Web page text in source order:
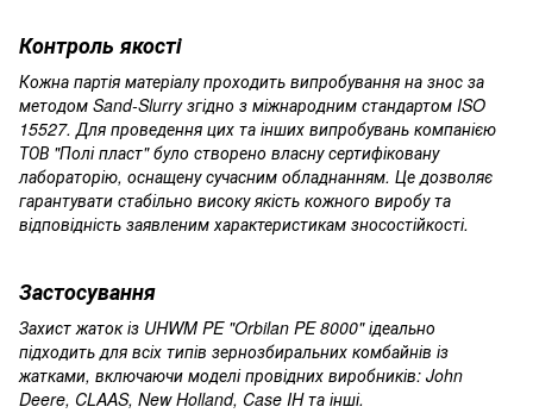
Контроль якості
Кожна партія матеріалу проходить випробування на знос за
методом Sand-Slurry згідно з міжнародним стандартом ISO
15527. Для проведення цих та інших випробувань компанією
ТОВ "Полі пласт" було створено власну сертифіковану
лабораторію, оснащену сучасним обладнанням. Це дозволяє
гарантувати стабільно високу якість кожного виробу та
відповідність заявленим характеристикам зносостійкості.
Застосування
Захист жаток із UHWM PE "Orbilan PE 8000" ідеально
підходить для всіх типів зернозбиральних комбайнів із
жатками, включаючи моделі провідних виробників: John
Deere, CLAAS, New Holland, Case IH та інші.